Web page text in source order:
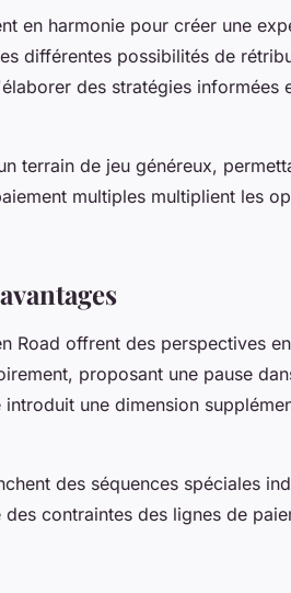
en harmonie pour créer une
différentes possibilités de
des stratégies informées
terrain de jeu généreux,
multiples multiplient les
Road offrent des perspectives
proposant une pause
une dimension
des séquences spéciales
contraintes des lignes de